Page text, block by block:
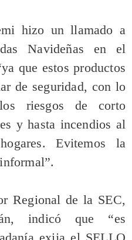
hizo un llamado a
Navideñas en el
que estos productos
de seguridad, con lo
riesgos de corto
y hasta incendios al
Evitemos la
Regional de la SEC,
indicó que “es